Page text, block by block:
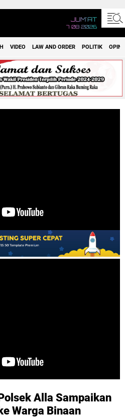
JUM'AT
7 08 2026
VIDEO LAW AND ORDER POLITIK OPINI
Alla Sampaikan
Warga Binaan